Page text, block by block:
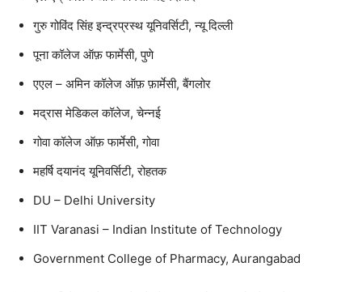
गुरु गोविंद सिंह इन्द्रप्रस्थ यूनिवर्सिटी, न्यू दिल्ली
पूना कॉलेज ऑफ़ फार्मेसी, पुणे
एएल – अमिन कॉलेज ऑफ़ फ़ार्मेसी, बैंगलोर
मद्रास मेडिकल कॉलेज, चेन्नई
गोवा कॉलेज ऑफ़ फार्मेसी, गोवा
महर्षि दयानंद यूनिवर्सिटी, रोहतक
DU – Delhi University
IIT Varanasi – Indian Institute of Technology
Government College of Pharmacy, Aurangabad